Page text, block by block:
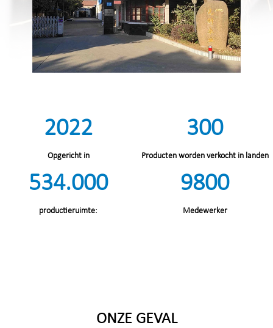
2022
Opgericht in
300
Producten worden verkocht in landen
534.000
productieruimte:
9800
Medewerker
ONZE GEVAL